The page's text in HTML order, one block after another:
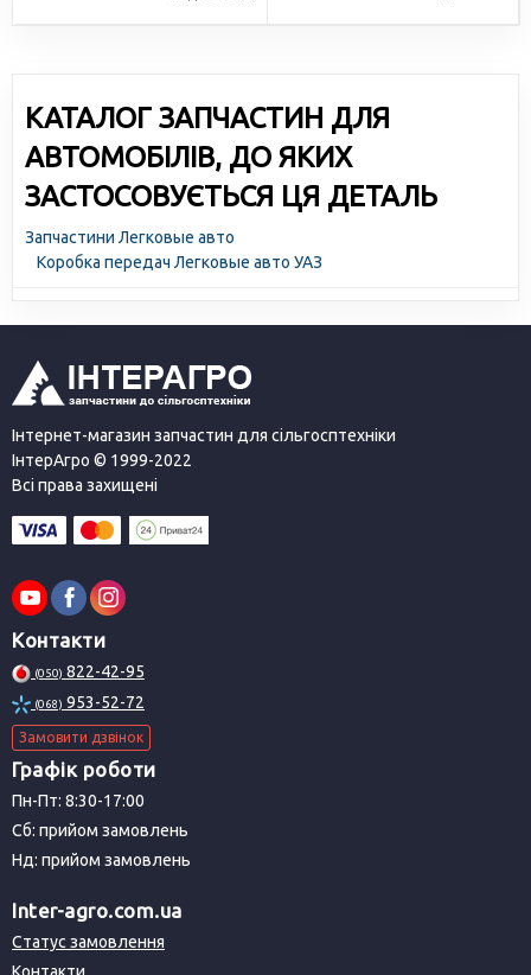
КАТАЛОГ ЗАПЧАСТИН ДЛЯ
АВТОМОБІЛІВ, ДО ЯКИХ
ЗАСТОСОВУЄТЬСЯ ЦЯ ДЕТАЛЬ
Запчастини Легковые авто
Коробка передач Легковые авто УАЗ
Інтернет-магазин запчастин для сільгосптехніки
ІнтерАгро © 1999-2022
Всі права захищені
Контакти
(050) 822-42-95
(068) 953-52-72
Замовити дзвінок
Графік роботи
Пн-Пт: 8:30-17:00
Сб: прийом замовлень
Нд: прийом замовлень
Inter-agro.com.ua
Статус замовлення